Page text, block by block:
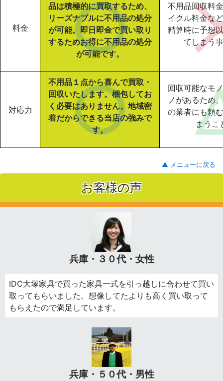
料金
品は積極的に買取するため、
リーズナブルに不用品の処分
が可能。即日即金で買い取り
するためお得に不用品の処分
が可能です。
不用品回収料
イクル料金な
精算時に予想
てしまう
対応力
不用品１点から喜んで買取・
回収いたします。梱包してお
く必要はありません。地域密
着だからできる当店の強みで
す。
回収可能なモ
ノがあるため
の業者にも頼
まうこ
▲ メニューに戻る
お客様の声
兵庫・３０代・女性
IDC大塚家具で買った家具一式を引っ越しに合わせて買い
取ってもらいました。想像してたよりも高く買い取って
もらえたので満足しています。
兵庫・５０代・男性